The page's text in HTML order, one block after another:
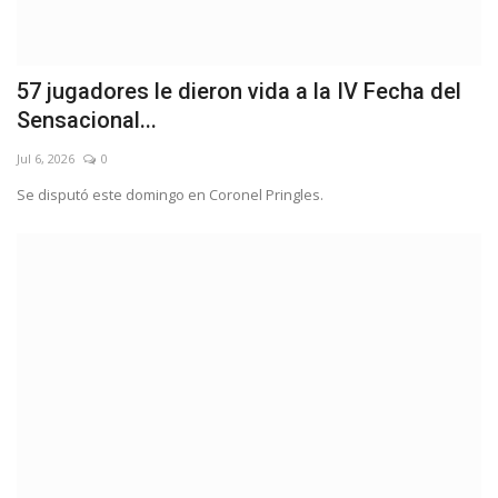
57 jugadores le dieron vida a la IV Fecha del
Sensacional...
Jul 6, 2026 0
Se disputó este domingo en Coronel Pringles.